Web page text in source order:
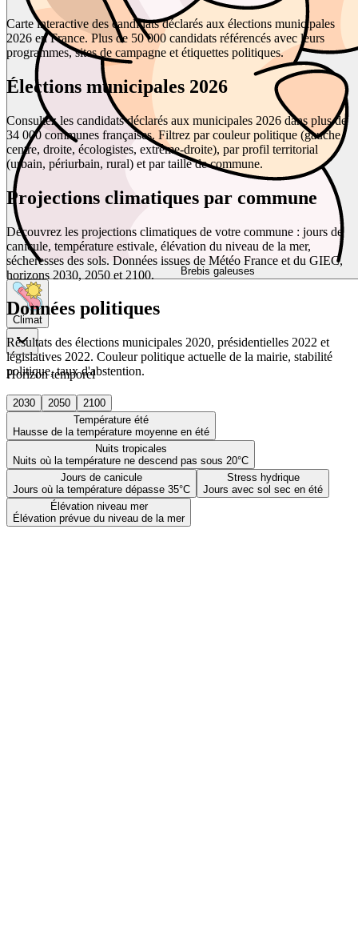
Brebis galeuses
Climat
Horizon temporel
2030 2050
2100
Température été
Hausse de la température moyenne en été
Nuits tropicales
Nuits où la température ne descend pas sous 20°C
Jours de canicule
Jours où la température dépasse 35°C
Stress hydrique
Jours avec sol sec en été
Élévation niveau mer
Élévation prévue du niveau de la mer
Carte interactive des candidats déclarés aux élections municipales
2026 en France. Plus de 50 000 candidats référencés avec leurs
programmes, sites de campagne et étiquettes politiques.
Élections municipales 2026
Consultez les candidats déclarés aux municipales 2026 dans plus de
34 000 communes françaises. Filtrez par couleur politique (gauche,
centre, droite, écologistes, extrême-droite), par profil territorial
(urbain, périurbain, rural) et par taille de commune.
Projections climatiques par commune
Découvrez les projections climatiques de votre commune : jours de
canicule, température estivale, élévation du niveau de la mer,
sécheresses des sols. Données issues de Météo France et du GIEC,
horizons 2030, 2050 et 2100.
Données politiques
Résultats des élections municipales 2020, présidentielles 2022 et
législatives 2022. Couleur politique actuelle de la mairie, stabilité
politique, taux d'abstention.